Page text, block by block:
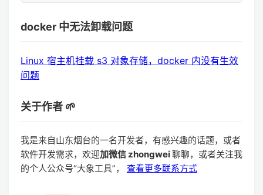
docker 中无法卸载问题
Linux 宿主机挂载 s3 对象存储，docker 内没有生效
问题
关于作者 🌱
我是来自山东烟台的一名开发者，有感兴趣的话题，或者
软件开发需求，欢迎加微信 zhongwei聊聊，或者关注我
的个人公众号“大象工具”， 查看更多联系方式